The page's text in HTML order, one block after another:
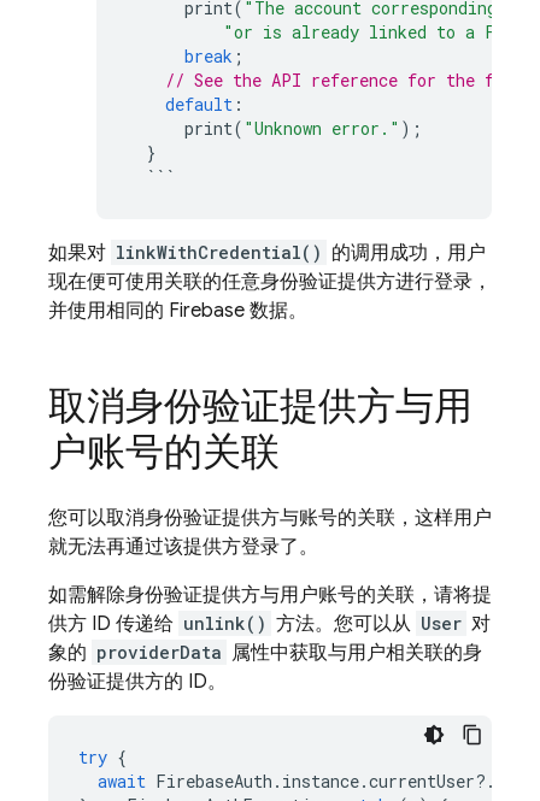
print( "The account corresponding
"or is already linked to a
break ;
// See the API reference for the full
default :
print( "Unknown error." );
}
```
如果对 linkWithCredential() 的调用成功，用户
现在便可使用关联的任意身份验证提供方进行登录，
并使用相同的 Firebase 数据。
取消身份验证提供方与用
户账号的关联
您可以取消身份验证提供方与账号的关联，这样用户
就无法再通过该提供方登录了。
如需解除身份验证提供方与用户账号的关联，请将提
供方 ID 传递给 unlink() 方法。您可以从 User 对
象的 providerData 属性中获取与用户相关联的身
份验证提供方的 ID。
try {
await FirebaseAuth . instance.currentUser? .